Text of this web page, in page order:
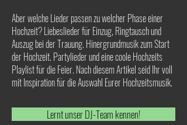
Aber welche Lieder passen zu welcher Phase einer
Hochzeit? Liebeslieder für Einzug, Ringtausch und
Auszug bei der Trauung. Hinergrundmusik zum Start
der Hochzeit. Partylieder und eine coole Hochzeits
Playlist für die Feier. Nach diesem Artikel seid Ihr voll
mit Inspiration für die Auswahl Eurer Hochzeitsmusik.
Lernt unser DJ-Team kennen!